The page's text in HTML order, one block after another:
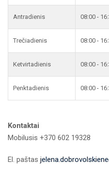
Antradienis 08:00 -
Trečiadienis 08:00 -
Ketvirtadienis 08:00 -
Penktadienis 08:00 -
Kontaktai
Mobilusis +370 602 19328
El. paštas